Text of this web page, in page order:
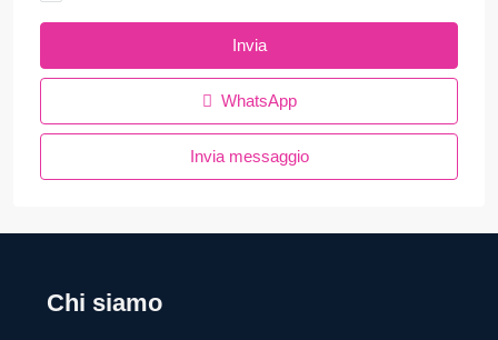
Invia
WhatsApp
Invia messaggio
Chi siamo